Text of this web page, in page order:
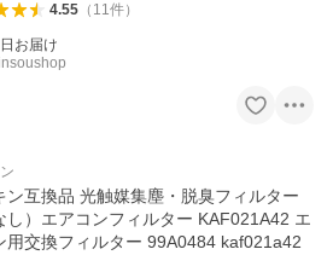
4.55（ 11件）
お届け
ン互換品 光触媒集塵・脱臭フィルター
し）エアコンフィルター KAF021A42 エ
アコン用交換フィルター 99A0484 kaf021a42